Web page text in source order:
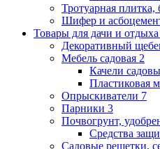
Тротуарная
Шифер и
Товары для дачи и отдыха
Декоративный
Мебель садовая 2
Качели
Пластиковая
Опрыскиватели 7
Парники 3
Почвогрунт,
Средства
Садовые решетки,